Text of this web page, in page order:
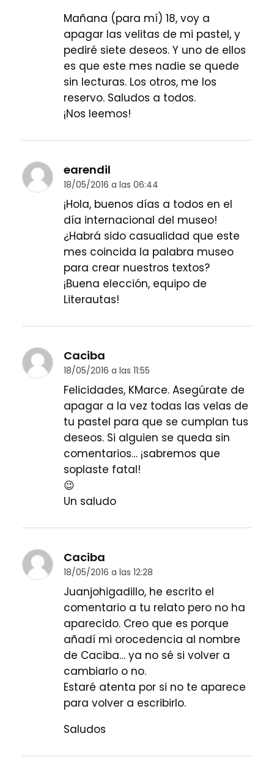
Mañana (para mí) 18, voy a
apagar las velitas de mi pastel, y
pediré siete deseos. Y uno de ellos
es que este mes nadie se quede
sin lecturas. Los otros, me los
reservo. Saludos a todos.
¡Nos leemos!
earendil
18/05/2016 a las 06:44
¡Hola, buenos días a todos en el
día internacional del museo!
¿Habrá sido casualidad que este
mes coincida la palabra museo
para crear nuestros textos?
¡Buena elección, equipo de
Literautas!
Caciba
18/05/2016 a las 11:55
Felicidades, KMarce. Asegúrate de
apagar a la vez todas las velas de
tu pastel para que se cumplan tus
deseos. Si alguien se queda sin
comentarios… ¡sabremos que
soplaste fatal!
😉
Un saludo
Caciba
18/05/2016 a las 12:28
Juanjohigadillo, he escrito el
comentario a tu relato pero no ha
aparecido. Creo que es porque
añadí mi orocedencia al nombre
de Caciba… ya no sé si volver a
cambiarlo o no.
Estaré atenta por si no te aparece
para volver a escribirlo.
Saludos